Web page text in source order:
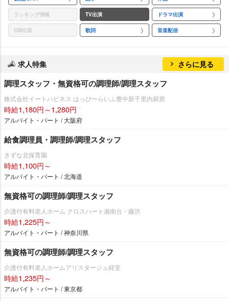
ランキング情報 TV出演 ドラマ出演
CM出演 歌詞 音楽配信
求人特集 さらに見る
調理スタッフ・無資格可の調理師/調理スタッフ
株式会社イートハピネス はっぴーらいふ豊中新千里内厨房
時給1,180円～1,280円
アルバイト・パート / 大阪府
給食調理員・調理師/調理スタッフ
きずな北保育園
時給1,100円～
アルバイト・パート / 北海道
無資格可の調理師/調理スタッフ
介護付有料老人ホーム クロスハート湘南台・藤沢
時給1,225円～
アルバイト・パート / 神奈川県
無資格可の調理師/調理スタッフ
介護付有料老人ホームアリスタージュ経堂
時給1,235円～
アルバイト・パート / 東京都